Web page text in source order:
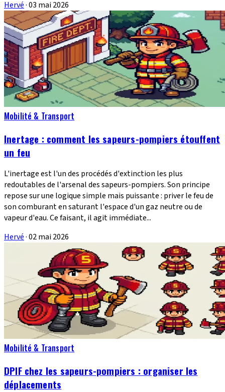
Hervé·03 mai 2026
Mobilité & Transport
Inertage : comment les sapeurs-pompiers étouffent
un feu
L'inertage est l'un des procédés d'extinction les plus
redoutables de l'arsenal des sapeurs-pompiers. Son principe
repose sur une logique simple mais puissante : priver le feu de
son comburant en saturant l'espace d'un gaz neutre ou de
vapeur d'eau. Ce faisant, il agit immédiate...
Hervé·02 mai 2026
Mobilité & Transport
DPIF chez les sapeurs-pompiers : organiser les
déplacements